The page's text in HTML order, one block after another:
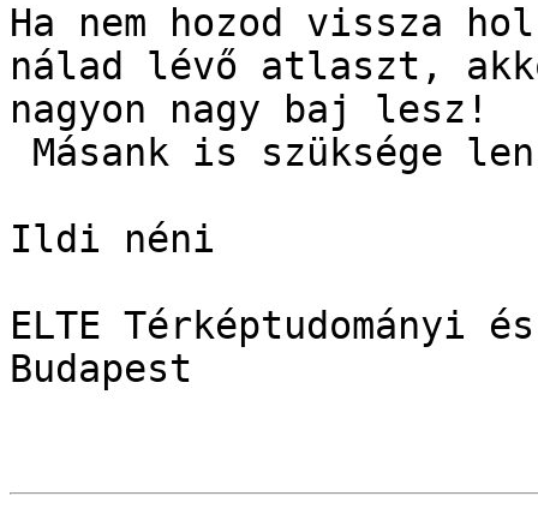
Ha nem hozod vissza
nálad lévő atlaszt,
nagyon nagy baj lesz!
Ildi néni
ELTE Térképtudományi
Budapest